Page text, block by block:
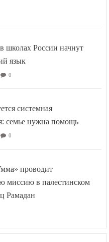
школах России начнут
язык
0
системная
семье нужна помощь
0
проводит
миссию в палестинском
Рамадан